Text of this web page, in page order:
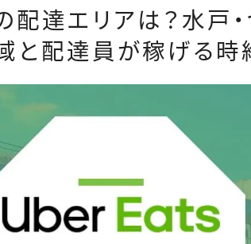
272人アンケート調査
の体験談・口コミ
フードデリバリークーポン比
較
達エリアは？水戸・
と配達員が稼げる時